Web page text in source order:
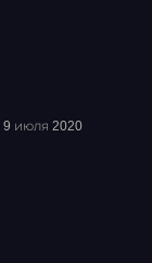
9 июля 2020